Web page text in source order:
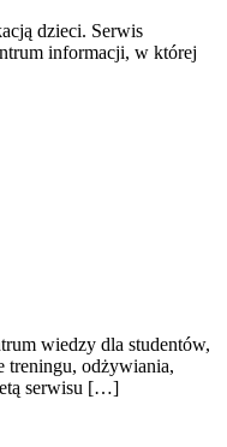
dzieci. Serwis
informacji, w której
wiedzy dla studentów,
treningu, odżywiania,
serwisu […]